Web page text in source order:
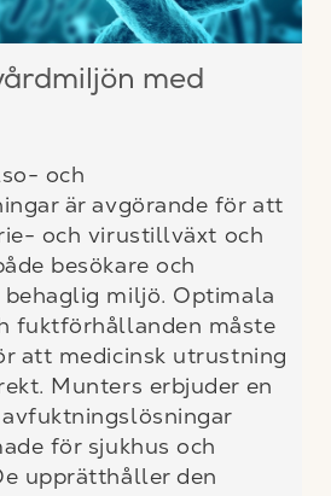
med
och
är avgörande för att
och virustillväxt och
besökare och
behaglig miljö. Optimala
fuktförhållanden måste
att medicinsk utrustning
Munters erbjuder en
för sjukhus och
upprätthåller den